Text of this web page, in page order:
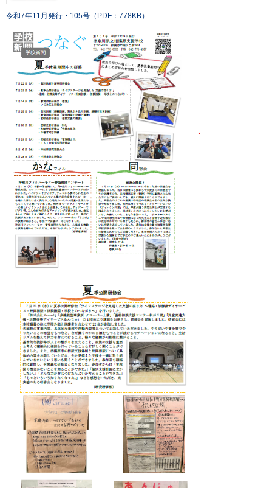
令和7年11月発行・105号（PDF：778KB）